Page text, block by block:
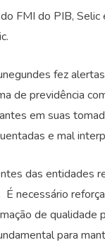
FMI do PIB,
fez
de previdência
em suas
e mal
das entidades
necessário
de
para